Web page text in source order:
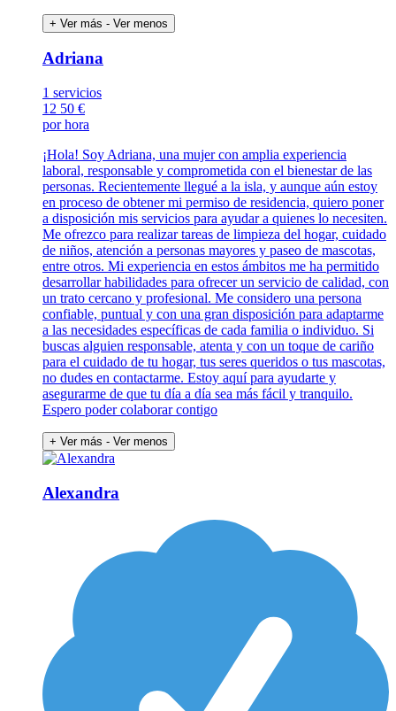
+ Ver más - Ver menos
Adriana
1 servicios
12 50 €
por hora
¡Hola! Soy Adriana, una mujer con amplia experiencia
laboral, responsable y comprometida con el bienestar de las
personas. Recientemente llegué a la isla, y aunque aún estoy
en proceso de obtener mi permiso de residencia, quiero poner
a disposición mis servicios para ayudar a quienes lo necesiten.
Me ofrezco para realizar tareas de limpieza del hogar, cuidado
de niños, atención a personas mayores y paseo de mascotas,
entre otros. Mi experiencia en estos ámbitos me ha permitido
desarrollar habilidades para ofrecer un servicio de calidad, con
un trato cercano y profesional. Me considero una persona
confiable, puntual y con una gran disposición para adaptarme
a las necesidades específicas de cada familia o individuo. Si
buscas alguien responsable, atenta y con un toque de cariño
para el cuidado de tu hogar, tus seres queridos o tus mascotas,
no dudes en contactarme. Estoy aquí para ayudarte y
asegurarme de que tu día a día sea más fácil y tranquilo.
Espero poder colaborar contigo
+ Ver más - Ver menos
Alexandra